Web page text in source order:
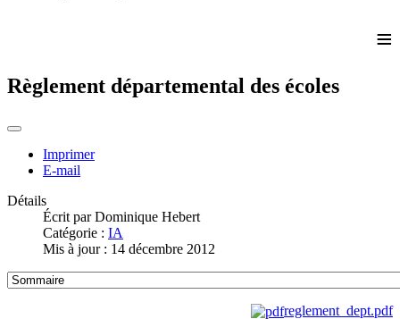
≡
Règlement départemental des écoles
Imprimer
E-mail
Détails
Écrit parDominique Hebert
Catégorie : IA
Mis à jour : 14 décembre 2012
reglement_dept.pdf